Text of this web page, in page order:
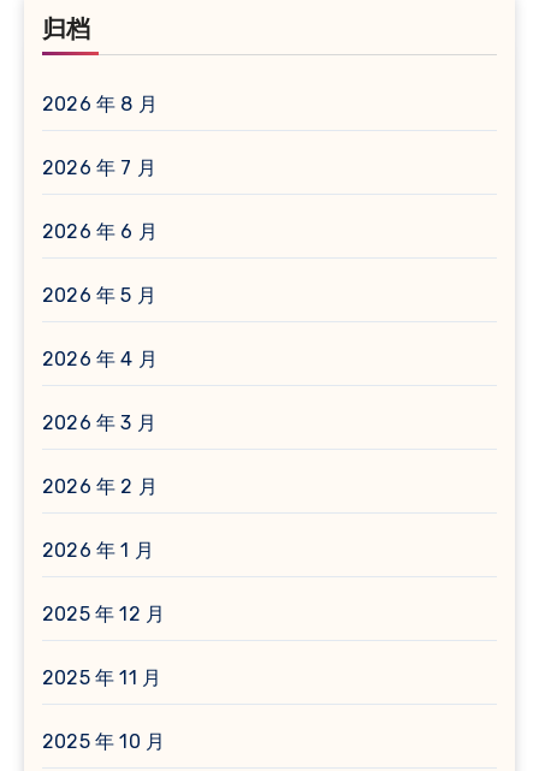
归档
2026 年 8 月
2026 年 7 月
2026 年 6 月
2026 年 5 月
2026 年 4 月
2026 年 3 月
2026 年 2 月
2026 年 1 月
2025 年 12 月
2025 年 11 月
2025 年 10 月